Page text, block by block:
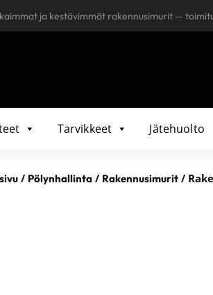
ja kestävimmät rakennusimurit —
Tarvikkeet Jätehuolto
/ Pölynhallinta / Rakennusimurit /